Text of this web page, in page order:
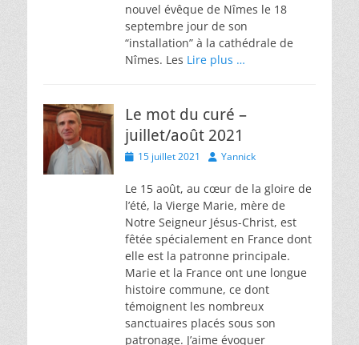
nouvel évêque de Nîmes le 18
septembre jour de son
“installation” à la cathédrale de
Nîmes. Les Lire plus …
Le mot du curé –
juillet/août 2021
Posted15 juillet 2021 Author
Yannick
Le 15 août, au cœur de la gloire de
l’été, la Vierge Marie, mère de
Notre Seigneur Jésus-Christ, est
fêtée spécialement en France dont
elle est la patronne principale.
Marie et la France ont une longue
histoire commune, ce dont
témoignent les nombreux
sanctuaires placés sous son
patronage. J’aime évoquer